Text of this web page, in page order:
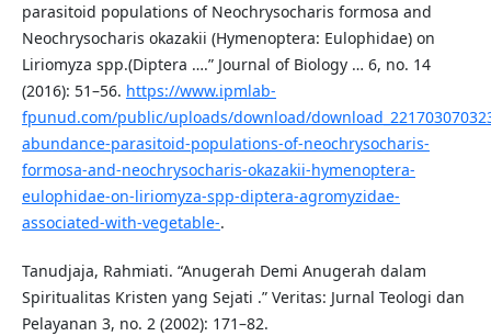
parasitoid populations of Neochrysocharis formosa and
Neochrysocharis okazakii (Hymenoptera: Eulophidae) on
Liriomyza spp.(Diptera ….” Journal of Biology … 6, no. 14
(2016): 51–56. https://www.ipmlab-
fpunud.com/public/uploads/download/
abundance-parasitoid-populations-of-neochrysocharis-
formosa-and-neochrysocharis-okazakii-hymenoptera-
eulophidae-on-liriomyza-spp-diptera-agromyzidae-
associated-with-vegetable-.
Tanudjaja, Rahmiati. “Anugerah Demi Anugerah dalam
Spiritualitas Kristen yang Sejati .” Veritas: Jurnal Teologi dan
Pelayanan 3, no. 2 (2002): 171–82.